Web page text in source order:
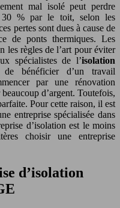
mal isolé peut perdre
% par le toit, selon les
pertes sont dues à cause de
de ponts thermiques. Les
les règles de l’art pour éviter
spécialistes de l’isolation
de bénéficier d’un travail
par une rénovation
d’argent. Toutefois,
Pour cette raison, il est
entreprise spécialisée dans
d’isolation est le moins
choisir une entreprise
d’isolation